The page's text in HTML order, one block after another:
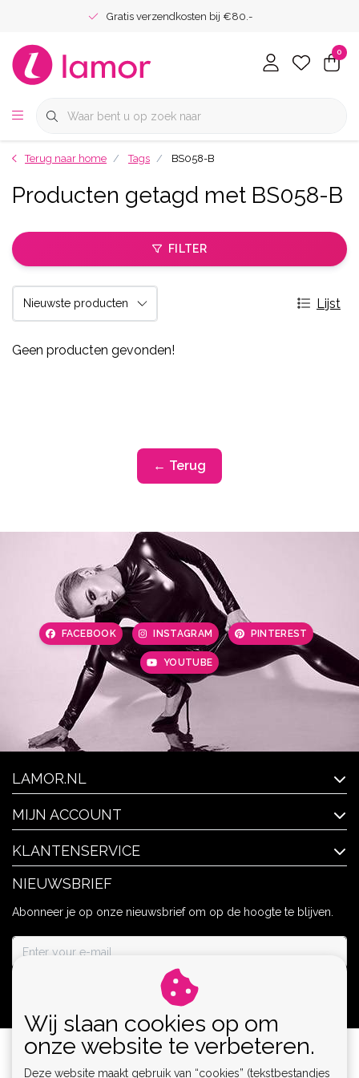
Gratis verzendkosten bij €80.-
0
Terug naar home Tags BS058-B
Producten getagd met BS058-B
FILTER
Lijst
Geen producten gevonden!
← Terug
FACEBOOK INSTAGRAM PINTEREST
YOUTUBE
LAMOR.NL
MIJN ACCOUNT
KLANTENSERVICE
NIEUWSBRIEF
Abonneer je op onze nieuwsbrief om op de hoogte te blijven.
Wij slaan cookies op om
onze website te verbeteren.
Deze website maakt gebruik van “cookies” (tekstbestandjes